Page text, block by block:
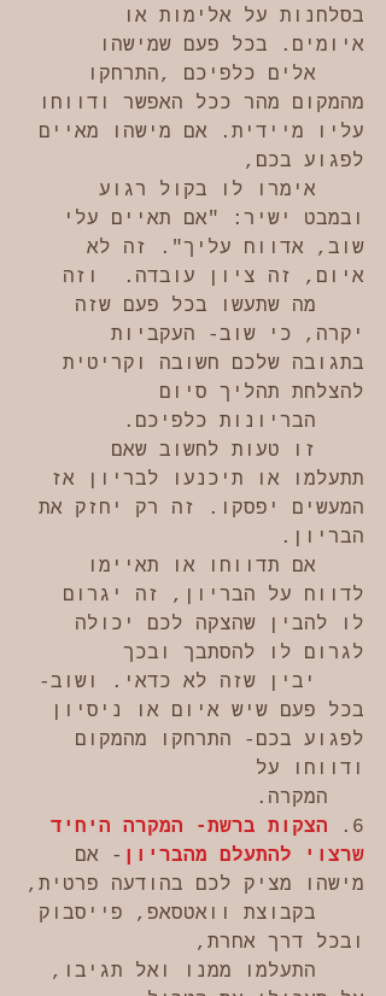
בסלחנות על אלימות או
איומים. בכל פעם שמישהו
    אלים כלפיכם ,התרחקו
מהמקום מהר ככל האפשר ודווחו
עליו מיידית. אם מישהו מאיים
לפגוע בכם,
    אימרו לו בקול רגוע
ובמבט ישיר: "אם תאיים עלי
שוב, אדווח עליך". זה לא
איום, זה ציון עובדה.  וזה
    מה שתעשו בכל פעם שזה
יקרה, כי שוב- העקביות
בתגובה שלכם חשובה וקריטית
להצלחת תהליך סיום
    זו טעות לחשוב שאם
תתעלמו או תיכנעו לבריון אז
המעשים יפסקו. זה רק יחזק את
הבריון.
    אם תדווחו או תאיימו
לדווח על הבריון, זה יגרום
לו להבין שהצקה לכם יכולה
לגרום לו להסתבך ובכך
    יבין שזה לא כדאי. ושוב-
בכל פעם שיש איום או ניסיון
לפגוע בכם- התרחקו מהמקום
ודווחו על
6.
הצקות ברשת- המקרה היחיד
שרצוי להתעלם מהבריון - אם
מישהו מציק לכם בהודעה פרטית,
    בקבוצת וואטסאפ, פייסבוק
ובכל דרך אחרת,
    התעלמו ממנו ואל תגיבו,